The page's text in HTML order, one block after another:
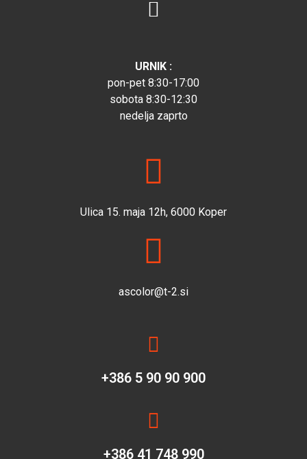
URNIK :
pon-pet 8:30-17:00
sobota 8:30-12:30
nedelja zaprto
Ulica 15. maja 12h, 6000 Koper
ascolor@t-2.si
+386 5 90 90 900
+386 41 748 990